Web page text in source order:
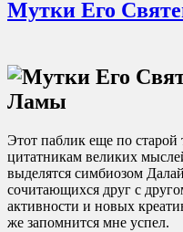
Мутки Его
Этот паблик еще по старой
цитатникам великих
выделятся симбиозом
сочитающихся друг с
активности и новых
же запомнится мне успел.